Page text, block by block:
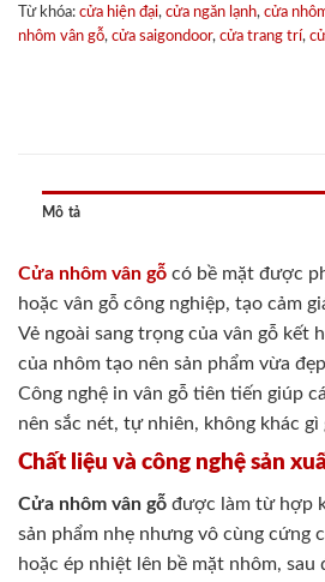
Từ khóa: cửa hiện đại, cửa ngăn lạnh, cửa
nhôm vân gỗ, cửa saigondoor, cửa trang trí,
Mô tả
Cửa nhôm vân gỗ có bề mặt được
hoặc vân gỗ công nghiệp, tạo cảm
Vẻ ngoài sang trọng của vân gỗ kết
của nhôm tạo nên sản phẩm vừa
Công nghệ in vân gỗ tiên tiến giúp
nên sắc nét, tự nhiên, không khác gì
Chất liệu và công nghệ sản
Cửa nhôm vân gỗ được làm từ hợp
sản phẩm nhẹ nhưng vô cùng cứng
hoặc ép nhiệt lên bề mặt nhôm,